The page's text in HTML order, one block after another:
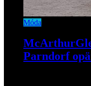
Móda
Parndorf